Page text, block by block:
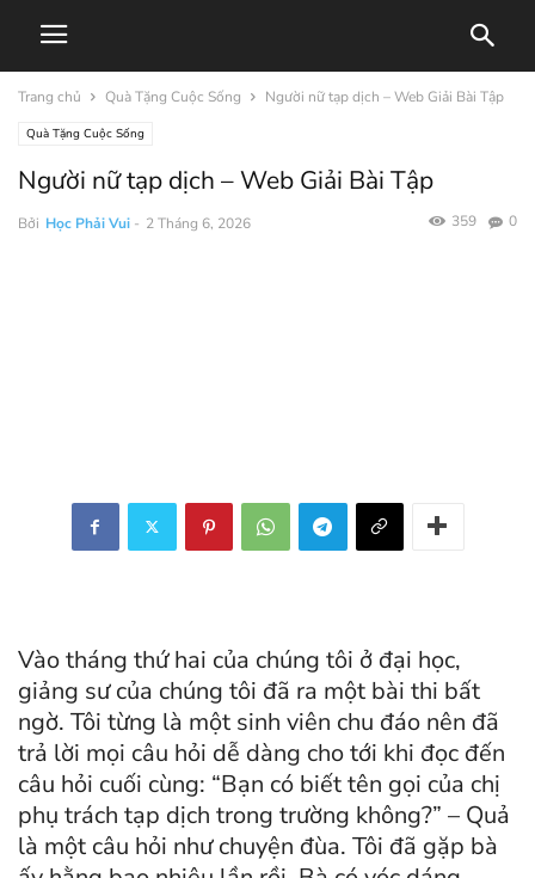
Trang chủ Quà Tặng Cuộc Sống Người nữ tạp dịch – Web Giải Bài Tập
Quà Tặng Cuộc Sống
Người nữ tạp dịch – Web Giải Bài Tập
Bởi Học Phải Vui - 2 Tháng 6, 2026 0
359
Vào tháng thứ hai của chúng tôi ở đại học,
giảng sư của chúng tôi đã ra một bài thi bất
ngờ. Tôi từng là một sinh viên chu đáo nên đã
trả lời mọi câu hỏi dễ dàng cho tới khi đọc đến
câu hỏi cuối cùng: “Bạn có biết tên gọi của chị
phụ trách tạp dịch trong trường không?” – Quả
là một câu hỏi như chuyện đùa. Tôi đã gặp bà